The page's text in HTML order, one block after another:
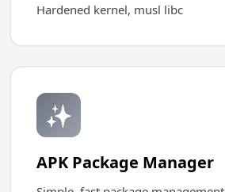
Hardened kernel, musl libc
✨
APK Package Manager